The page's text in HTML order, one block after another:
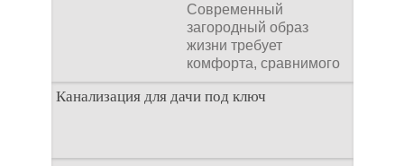
Современный
загородный образ
жизни требует
комфорта, сравнимого
с городским. Однако
отсутствие
Канализация для дачи под ключ